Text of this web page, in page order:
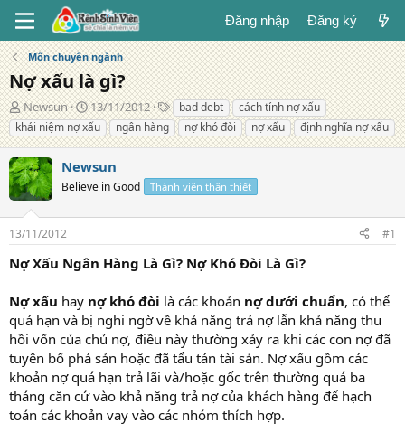
Đăng nhập Đăng ký
Môn chuyên ngành
Nợ xấu là gì?
T
á
c
g
i
ả
Newsun
N
g
à
đ
ă
g
13/11/2012
T
ừ
k
a
bad debt
cách tính nợ xấu
khái niệm nợ xấu
ngân hàng nợ khó đòi nợ xấu định nghĩa nợ xấu
Newsun
Believe in Good Thành viên thân thiết
13/11/2012 #1
Nợ Xấu Ngân Hàng Là Gì? Nợ Khó Đòi Là Gì?
Nợ xấu hay nợ khó đòi là các khoản nợ dưới chuẩn, có thể
quá hạn và bị nghi ngờ về khả năng trả nợ lẫn khả năng thu
hồi vốn của chủ nợ, điều này thường xảy ra khi các con nợ đã
tuyên bố phá sản hoặc đã tẩu tán tài sản. Nợ xấu gồm các
khoản nợ quá hạn trả lãi và/hoặc gốc trên thường quá ba
tháng căn cứ vào khả năng trả nợ của khách hàng để hạch
toán các khoản vay vào các nhóm thích hợp.